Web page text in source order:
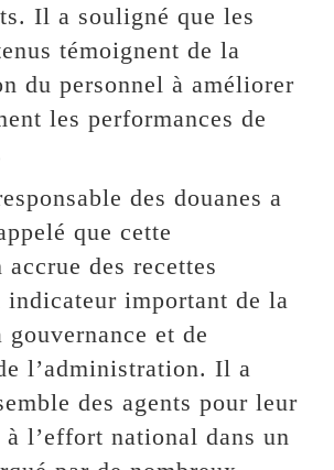
Il a souligné que les
témoignent de la
du personnel à améliorer
les performances de
des douanes a
que cette
des recettes
indicateur important de la
et de
l’administration. Il a
des agents pour leur
l’effort national dans un